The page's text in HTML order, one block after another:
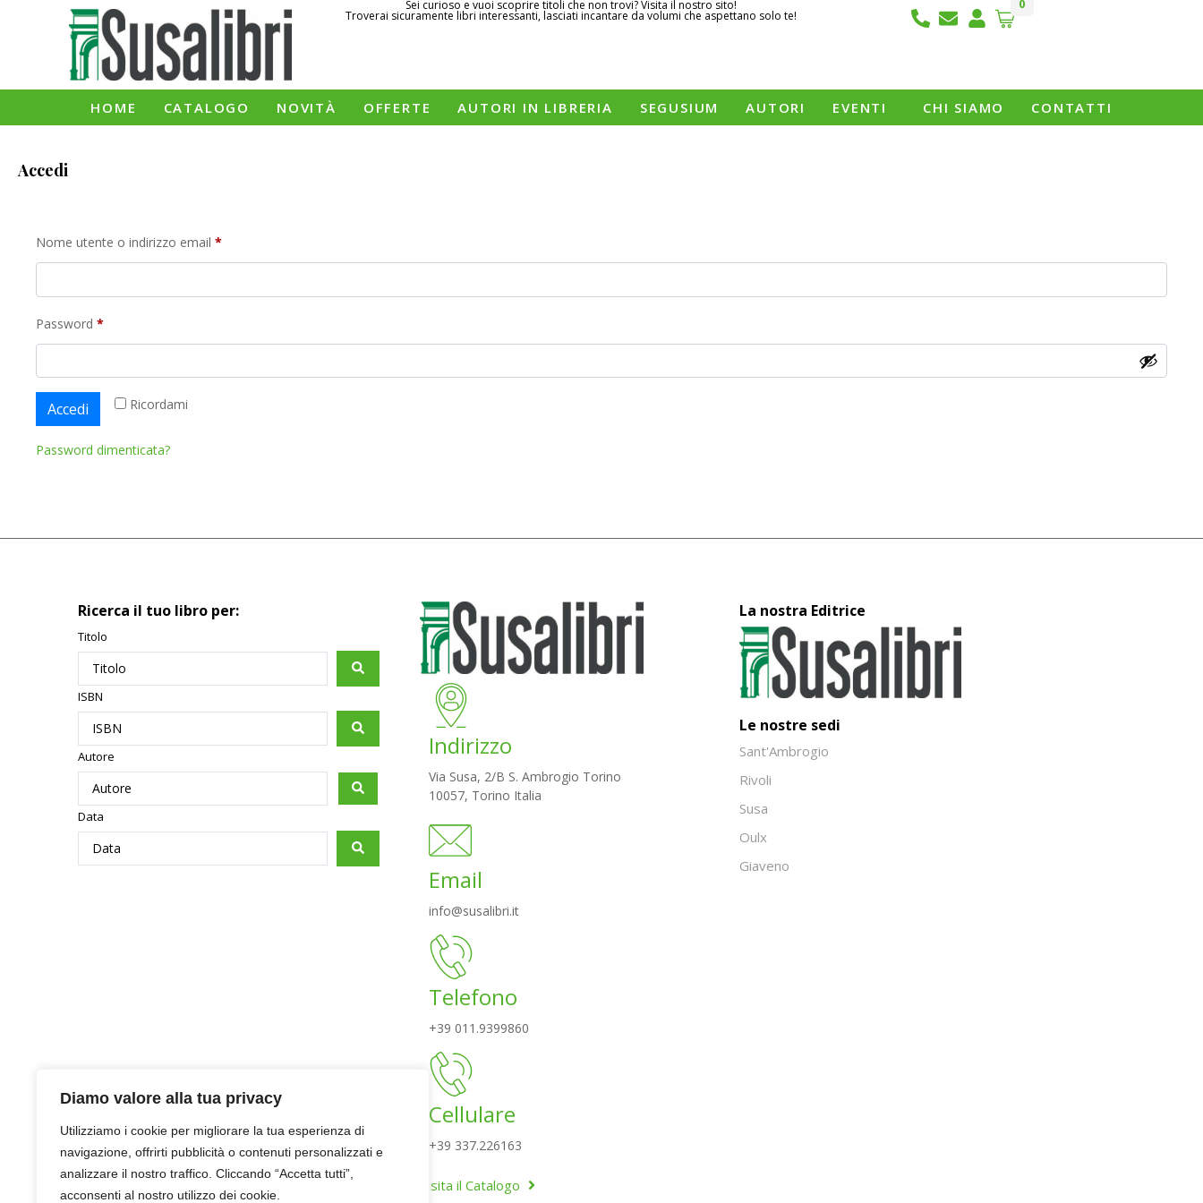
Diamo valore alla tua privacy
Utilizziamo i cookie per migliorare la tua esperienza di
navigazione, offrirti pubblicità o contenuti personalizzati e
analizzare il nostro traffico. Cliccando “Accetta tutti”,
acconsenti al nostro utilizzo dei cookie.
Sei curioso e vuoi scoprire titoli che non trovi? Visita il nostro sito!
Troverai sicuramente libri interessanti, lasciati incantare da volumi che aspettano solo te!
0
HOME CATALOGO NOVITÀ OFFERTE AUTORI IN LIBRERIA SEGUSIUM AUTORI EVENTI CHI SIAMO CONTATTI
Accedi
Nome utente o indirizzo email *
Password *
Ricordami
Accedi
Password dimenticata?
Ricerca il tuo libro per:
Titolo
ISBN
Autore
Data
Indirizzo
Via Susa, 2/B S. Ambrogio Torino
10057, Torino Italia
Email
info@susalibri.it
Telefono
+39 011.9399860
Cellulare
+39 337.226163
Visita il Catalogo
La nostra Editrice
Le nostre sedi
Sant'Ambrogio
Rivoli
Susa
Oulx
Giaveno